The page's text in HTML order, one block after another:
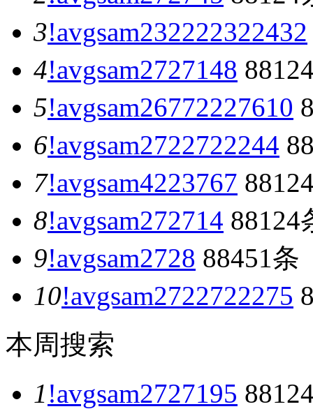
3!avgsam232222322432
4!avgsam2727148
5!avgsam26772227610
6!avgsam2722722244
7!avgsam4223767
8!avgsam272714 88124
9!avgsam2728 88451条
10!avgsam2722722275
本周搜索
1 !avgsam2727195